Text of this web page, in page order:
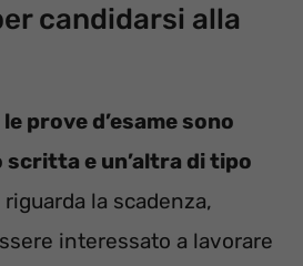
candidarsi alla
le prove d’esame sono
scritta e un’altra di tipo
la scadenza,
interessato a lavorare